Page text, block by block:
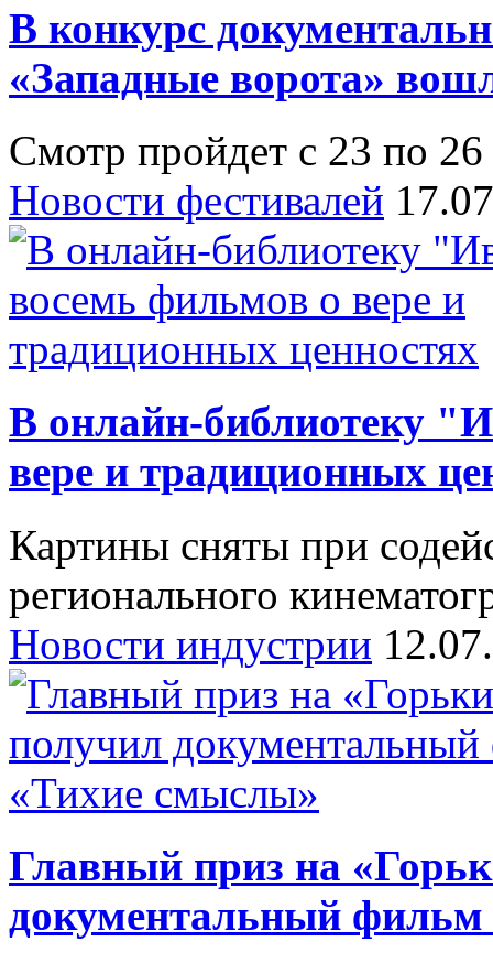
В конкурс
«Западные ворота»
Смотр пройдет с 23 по
Новости фестивалей
В онлайн-библиотеку
вере и традиционных
Картины сняты при
регионального
Новости индустрии
Главный приз на
документальный